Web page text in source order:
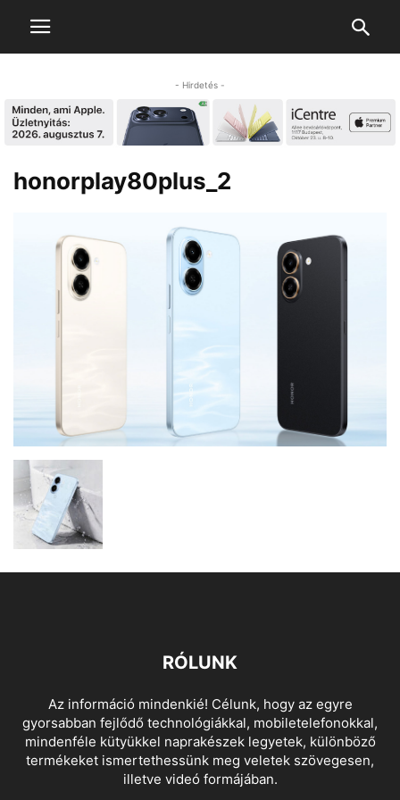
- Hirdetés -
honorplay80plus_2
RÓLUNK
Az információ mindenkié! Célunk, hogy az egyre
gyorsabban fejlődő technológiákkal, mobiletelefonokkal,
mindenféle kütyükkel naprakészek legyetek, különböző
termékeket ismertethessünk meg veletek szövegesen,
illetve videó formájában.